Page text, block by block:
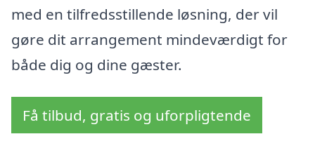
med en tilfredsstillende løsning, der vil
gøre dit arrangement mindeværdigt for
både dig og dine gæster.
Få tilbud, gratis og uforpligtende